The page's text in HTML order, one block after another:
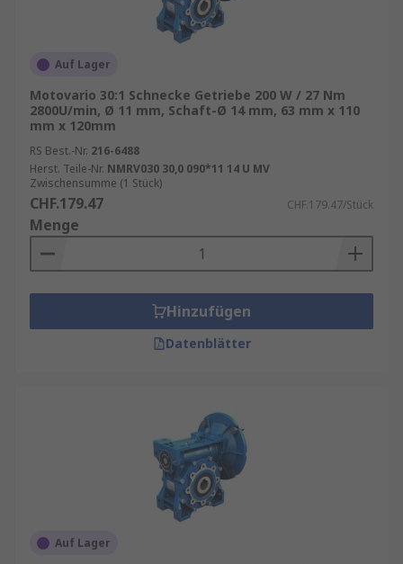
Auf Lager
Motovario 30:1 Schnecke Getriebe 200 W / 27 Nm
2800U/min, Ø 11 mm, Schaft-Ø 14 mm, 63 mm x 110
mm x 120mm
RS Best.-Nr. 216-6488
Herst. Teile-Nr. NMRV030 30,0 090*11 14 U MV
Zwischensumme (1 Stück)
CHF.179.47 CHF.179.47/Stück
Menge
Hinzufügen
Datenblätter
Auf Lager